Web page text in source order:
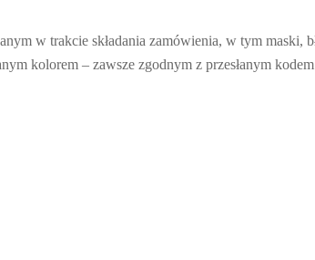
w trakcie składania zamówienia, w tym maski,
kolorem – zawsze zgodnym z przesłanym